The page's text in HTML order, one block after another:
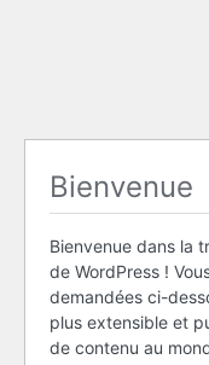
Bienvenue
Bienvenue dans la
de WordPress !
demandées ci-
plus extensible et
de contenu au